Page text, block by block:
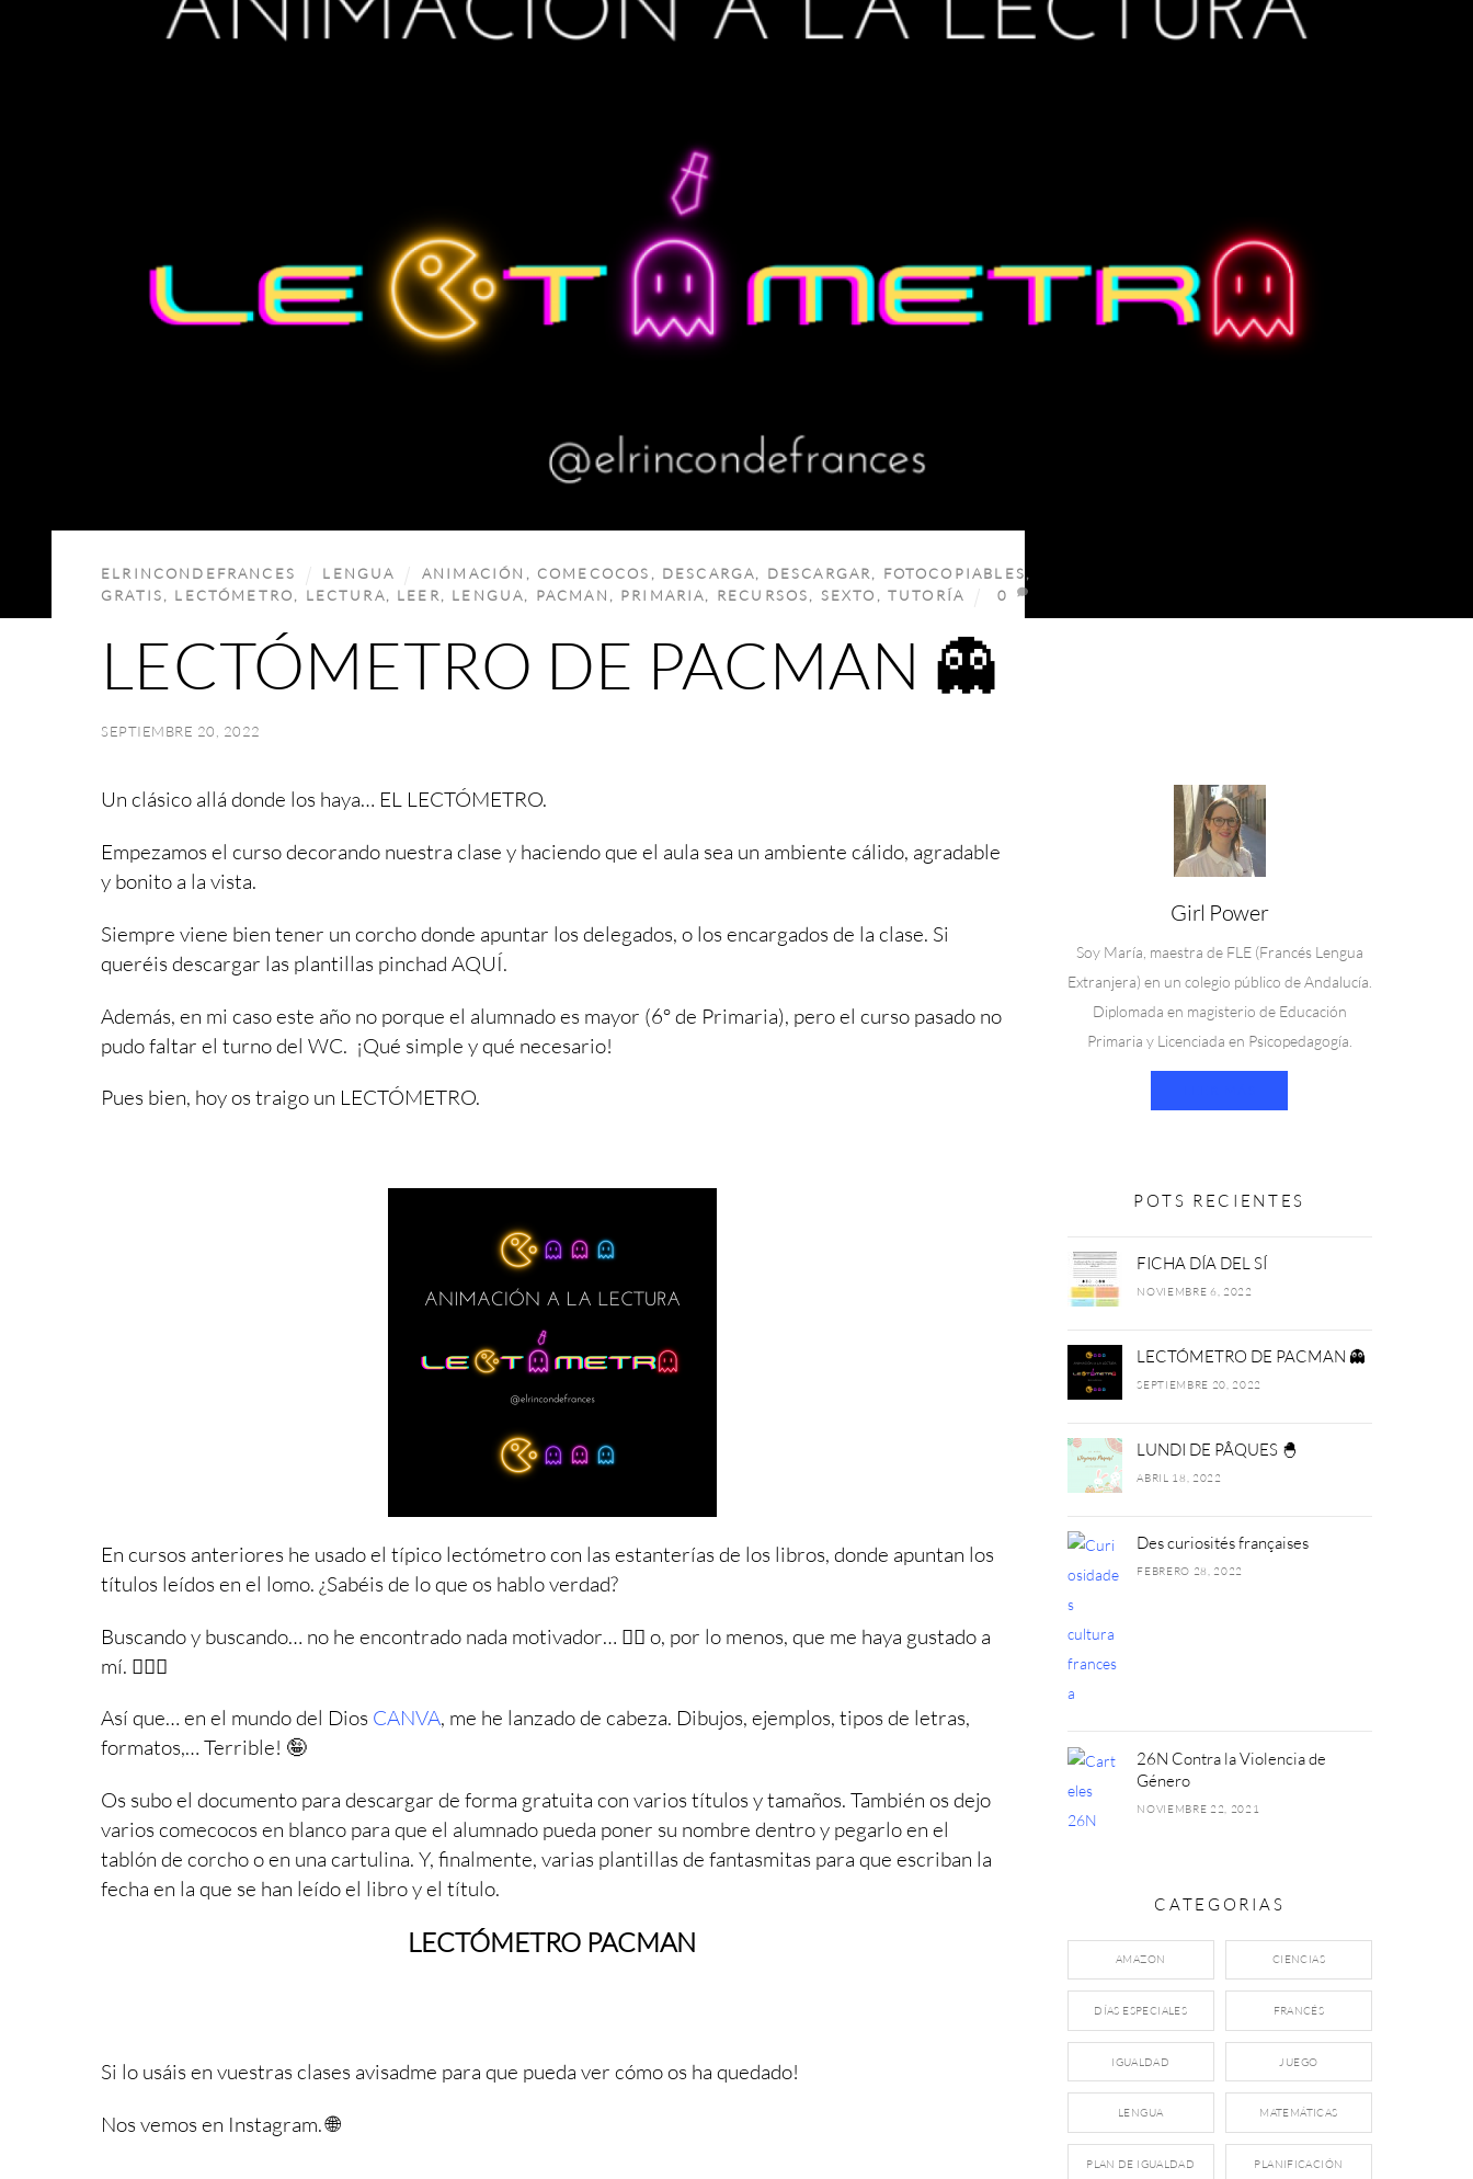
SEPTIEMBRE 20, 2022
LECTÓMETRO DE PACMAN 👻
ELRINCONDEFRANCES LENGUA ANIMACIÓN , COMECOCOS , DESCARGA, DESCARGAR, FOTOCOPIABLES,
GRATIS, LECTÓMETRO, LECTURA, LEER, LENGUA, PACMAN , PRIMARIA, RECURSOS, SEXTO , TUTORÍA 0
Un clásico allá donde los haya… EL LECTÓMETRO.
Empezamos el curso decorando nuestra clase y haciendo que el aula sea un ambiente cálido, agradable
y bonito a la vista.
Siempre viene bien tener un corcho donde apuntar los delegados, o los encargados de la clase. Si
queréis descargar las plantillas pinchad AQUÍ.
Además, en mi caso este año no porque el alumnado es mayor (6º de Primaria), pero el curso pasado no
pudo faltar el turno del WC. ¡Qué simple y qué necesario!
Pues bien, hoy os traigo un LECTÓMETRO.
En cursos anteriores he usado el típico lectómetro con las estanterías de los libros, donde apuntan los
títulos leídos en el lomo. ¿Sabéis de lo que os hablo verdad?
Buscando y buscando… no he encontrado nada motivador… 👎🏼 o, por lo menos, que me haya gustado a
mí. 🤷🏻‍♀️
Así que… en el mundo del Dios CANVA, me he lanzado de cabeza. Dibujos, ejemplos, tipos de letras,
formatos,… Terrible! 🤪
Os subo el documento para descargar de forma gratuita con varios títulos y tamaños. También os dejo
varios comecocos en blanco para que el alumnado pueda poner su nombre dentro y pegarlo en el
tablón de corcho o en una cartulina. Y, finalmente, varias plantillas de fantasmitas para que escriban la
fecha en la que se han leído el libro y el título.
LECTÓMETRO PACMAN
Si lo usáis en vuestras clases avisadme para que pueda ver cómo os ha quedado!
Nos vemos en Instagram.🌐
Girl Power
Soy María, maestra de FLE (Francés Lengua
Extranjera) en un colegio público de Andalucía.
Diplomada en magisterio de Educación
Primaria y Licenciada en Psicopedagogía.
POTS RECIENTES
FICHA DÍA DEL SÍ
NOVIEMBRE 6, 2022
LECTÓMETRO DE PACMAN 👻
SEPTIEMBRE 20, 2022
LUNDI DE PÂQUES 🐣
ABRIL 18, 2022
Des curiosités françaises
FEBRERO 28, 2022
26N Contra la Violencia de
Género
NOVIEMBRE 22, 2021
CATEGORIAS
AMAZON CIENCIAS
DÍAS ESPECIALES FRANCÉS
IGUALDAD JUEGO
LENGUA MATEMÁTICAS
PLAN DE IGUALDAD PLANIFICACIÓN